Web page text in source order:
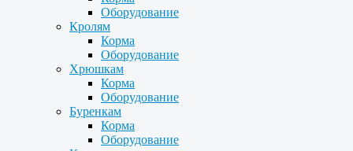
Оборудование
Кролям
Корма
Оборудование
Хрюшкам
Корма
Оборудование
Буренкам
Корма
Оборудование